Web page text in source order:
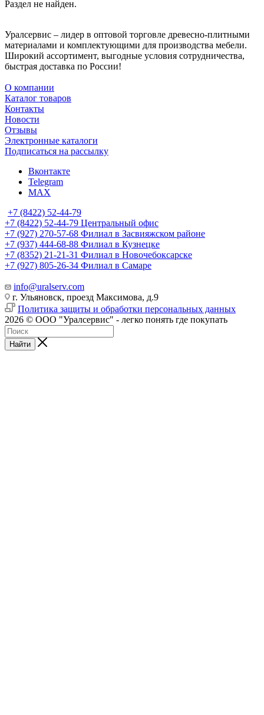
Раздел не найден.
Уралсервис – лидер в оптовой торговле древесно-плитными
материалами и комплектующими для производства мебели.
Широкий ассортимент, выгодные условия сотрудничества,
быстрая доставка по России!
О компании
Каталог товаров
Контакты
Новости
Отзывы
Электронные каталоги
Подписаться на рассылку
Вконтакте
Telegram
MAX
+7 (8422) 52-44-79
+7 (8422) 52-44-79 Центральный офис
+7 (927) 270-57-68 Филиал в Засвияжском районе
+7 (937) 444-68-88 Филиал в Кузнецке
+7 (8352) 21-21-31 Филиал в Новочебоксарске
+7 (927) 805-26-34 Филиал в Самаре
info@uralserv.com
г. Ульяновск, проезд Максимова, д.9
Политика защиты и обработки персональных данных
2026 © ООО "Уралсервис" - легко понять где покупать
Найти